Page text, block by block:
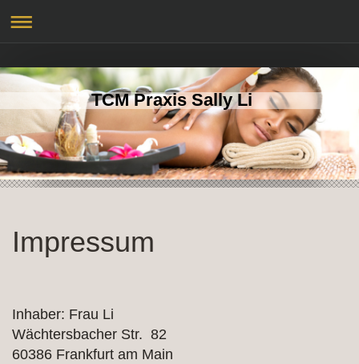
TCM Praxis Sally Li
Impressum
Inhaber: Frau Li
Wächtersbacher Str. 82
60386 Frankfurt am Main